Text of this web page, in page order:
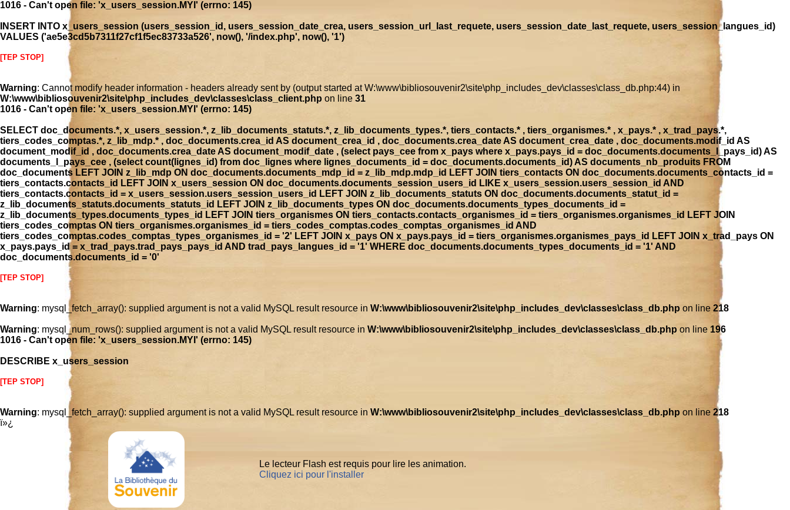
1016 - Can't open file: 'x_users_session.MYI' (errno: 145)
INSERT INTO x_users_session (users_session_id, users_session_date_crea, users_session_url_last_requete, users_session_date_last_requete, users_session_langues_id)
VALUES ('ae5e3cd5b7311f27cf1f5ec83733a526', now(), '/index.php', now(), '1')
[TEP STOP]
Warning: Cannot modify header information - headers already sent by (output started at W:\www\bibliosouvenir2\site\php_includes_dev\classes\class_db.php:44) in
W:\www\bibliosouvenir2\site\php_includes_dev\classes\class_client.php on line 31
1016 - Can't open file: 'x_users_session.MYI' (errno: 145)
SELECT doc_documents.*, x_users_session.*, z_lib_documents_statuts.*, z_lib_documents_types.*, tiers_contacts.* , tiers_organismes.* , x_pays.* , x_trad_pays.*,
tiers_codes_comptas.*, z_lib_mdp.* , doc_documents.crea_id AS document_crea_id , doc_documents.crea_date AS document_crea_date , doc_documents.modif_id AS
document_modif_id , doc_documents.crea_date AS document_modif_date , (select pays_cee from x_pays where x_pays.pays_id = doc_documents.documents_l_pays_id) AS
documents_l_pays_cee , (select count(lignes_id) from doc_lignes where lignes_documents_id = doc_documents.documents_id) AS documents_nb_produits FROM
doc_documents LEFT JOIN z_lib_mdp ON doc_documents.documents_mdp_id = z_lib_mdp.mdp_id LEFT JOIN tiers_contacts ON doc_documents.documents_contacts_id =
tiers_contacts.contacts_id LEFT JOIN x_users_session ON doc_documents.documents_session_users_id LIKE x_users_session.users_session_id AND
tiers_contacts.contacts_id = x_users_session.users_session_users_id LEFT JOIN z_lib_documents_statuts ON doc_documents.documents_statut_id =
z_lib_documents_statuts.documents_statuts_id LEFT JOIN z_lib_documents_types ON doc_documents.documents_types_documents_id =
z_lib_documents_types.documents_types_id LEFT JOIN tiers_organismes ON tiers_contacts.contacts_organismes_id = tiers_organismes.organismes_id LEFT JOIN
tiers_codes_comptas ON tiers_organismes.organismes_id = tiers_codes_comptas.codes_comptas_organismes_id AND
tiers_codes_comptas.codes_comptas_types_organismes_id = '2' LEFT JOIN x_pays ON x_pays.pays_id = tiers_organismes.organismes_pays_id LEFT JOIN x_trad_pays ON
x_pays.pays_id = x_trad_pays.trad_pays_pays_id AND trad_pays_langues_id = '1' WHERE doc_documents.documents_types_documents_id = '1' AND
doc_documents.documents_id = '0'
[TEP STOP]
Warning: mysql_fetch_array(): supplied argument is not a valid MySQL result resource in W:\www\bibliosouvenir2\site\php_includes_dev\classes\class_db.php on line 218
Warning: mysql_num_rows(): supplied argument is not a valid MySQL result resource in W:\www\bibliosouvenir2\site\php_includes_dev\classes\class_db.php on line 196
1016 - Can't open file: 'x_users_session.MYI' (errno: 145)
DESCRIBE x_users_session
[TEP STOP]
Warning: mysql_fetch_array(): supplied argument is not a valid MySQL result resource in W:\www\bibliosouvenir2\site\php_includes_dev\classes\class_db.php on line 218
ï»¿
Le lecteur Flash est requis pour lire les animation.
Cliquez ici pour l'installer